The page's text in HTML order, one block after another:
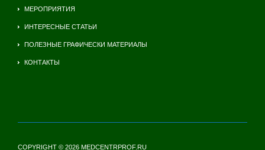
МЕРОПРИЯТИЯ
ИНТЕРЕСНЫЕ СТАТЬИ
ПОЛЕЗНЫЕ ГРАФИЧЕСКИ МАТЕРИАЛЫ
КОНТАКТЫ
COPYRIGHT © 2026 MEDCENTRPROF.RU